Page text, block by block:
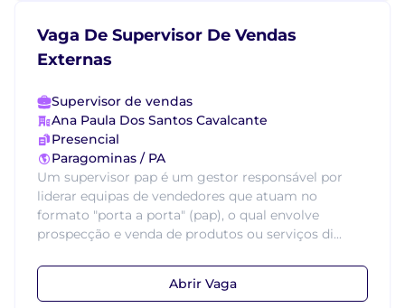
Vaga De Supervisor De Vendas
Externas
Supervisor de vendas
Ana Paula Dos Santos Cavalcante
Presencial
Paragominas / PA
Um supervisor pap é um gestor responsável por
liderar equipas de vendedores que atuam no
formato "porta a porta" (pap), o qual envolve
prospecção e venda de produtos ou serviços di...
Abrir Vaga